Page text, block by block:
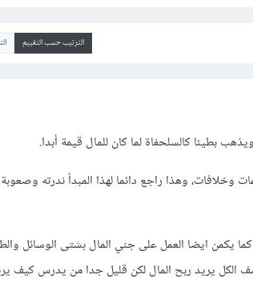
الترتيب حسب التقييم
بطيئا كالسلحفاة لما كان للمال قيمة أبدا.
وهذا راجع دائما لهذا المبدأ ندرته
يكمن ايضا العمل على جني المال بشتى الوسائل
الكل يريد ربح المال لكن قليل جدا من يدرس كيف